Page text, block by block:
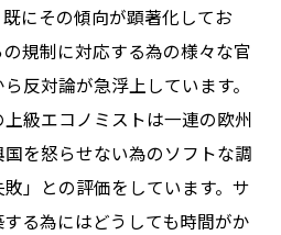
にその傾向が顕著化してお
規制に対応する為の様々な官
反対論が急浮上しています。
級エコノミストは一連の欧州
を怒らせない為のソフトな調
」との評価をしています。サ
る為にはどうしても時間がか